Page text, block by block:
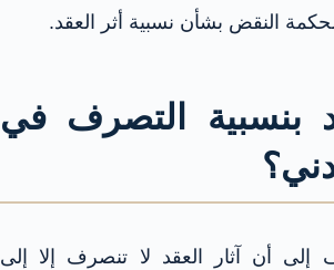
النقض بشأن نسبية أثر العقد.
بنسبية التصرف في
إلى أن آثار العقد لا تنصرف إلا إلى